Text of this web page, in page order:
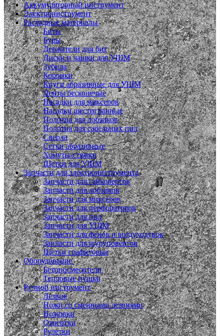
Аккумуляторный инструмент
Электроинструмент
Расходные материалы
Биты
Буры
Держатели для бит
Диски и чашки для УШМ
Зубила
Коронки
Круги абразивные для УШМ
Ленты бесконечые
Насадки для миксеров
Насадки шестигранные
Полотна для лобзиков
Полотна для сабельных пил
Сверла
Сетки абразивные
Хомуты-стяжки
Щетки для УШМ
Запчасти для электроинструмента
Запчасти для гайковертов
Запчасти для лобзиков
Запчасти для миксеров
Запчасти для перфораторов
Запчасти для пил
Запчасти для УШМ
Запчасти для фенов и воздуходувок
Запчасти для шуруповертов
Щетки графитовые
Оборудование
Бетоносмесители
Тепловые пушки
Ручной инструмент
Лезвия
Ножи со сменными лезвиями
Ножовки
Отвертки
Рулетки